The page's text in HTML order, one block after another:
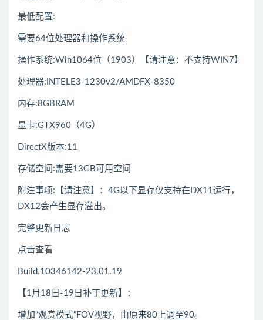
最低配置:
需要64位处理器和操作系统
操作系统:Win1064位（1903）【请注意：不支持WIN7】
处理器:INTELE3-1230v2/AMDFX-8350
内存:8GBRAM
显卡:GTX960（4G）
DirectX版本:11
存储空间:需要13GB可用空间
附注事项:【请注意】：4G以下显存仅支持在DX11运行，
DX12会产生显存溢出。
完整更新日志
点击查看
Build.10346142-23.01.19
【1月18日-19日补丁更新】：
增加“观赏模式”FOV视野，由原来80上调至90。